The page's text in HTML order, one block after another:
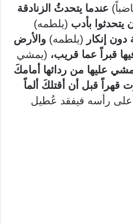
عندما يتحدثُ الزنادقة
يتحدثوا بأدب (يلطمه)
دون إنكار (يلطمه) والأرض
قبراً عما قريب، (يمشي
عليها من ردائها أمامكَ
قبل أن أقتلكَ ألماً
على رأسه فيفقد عُطيل